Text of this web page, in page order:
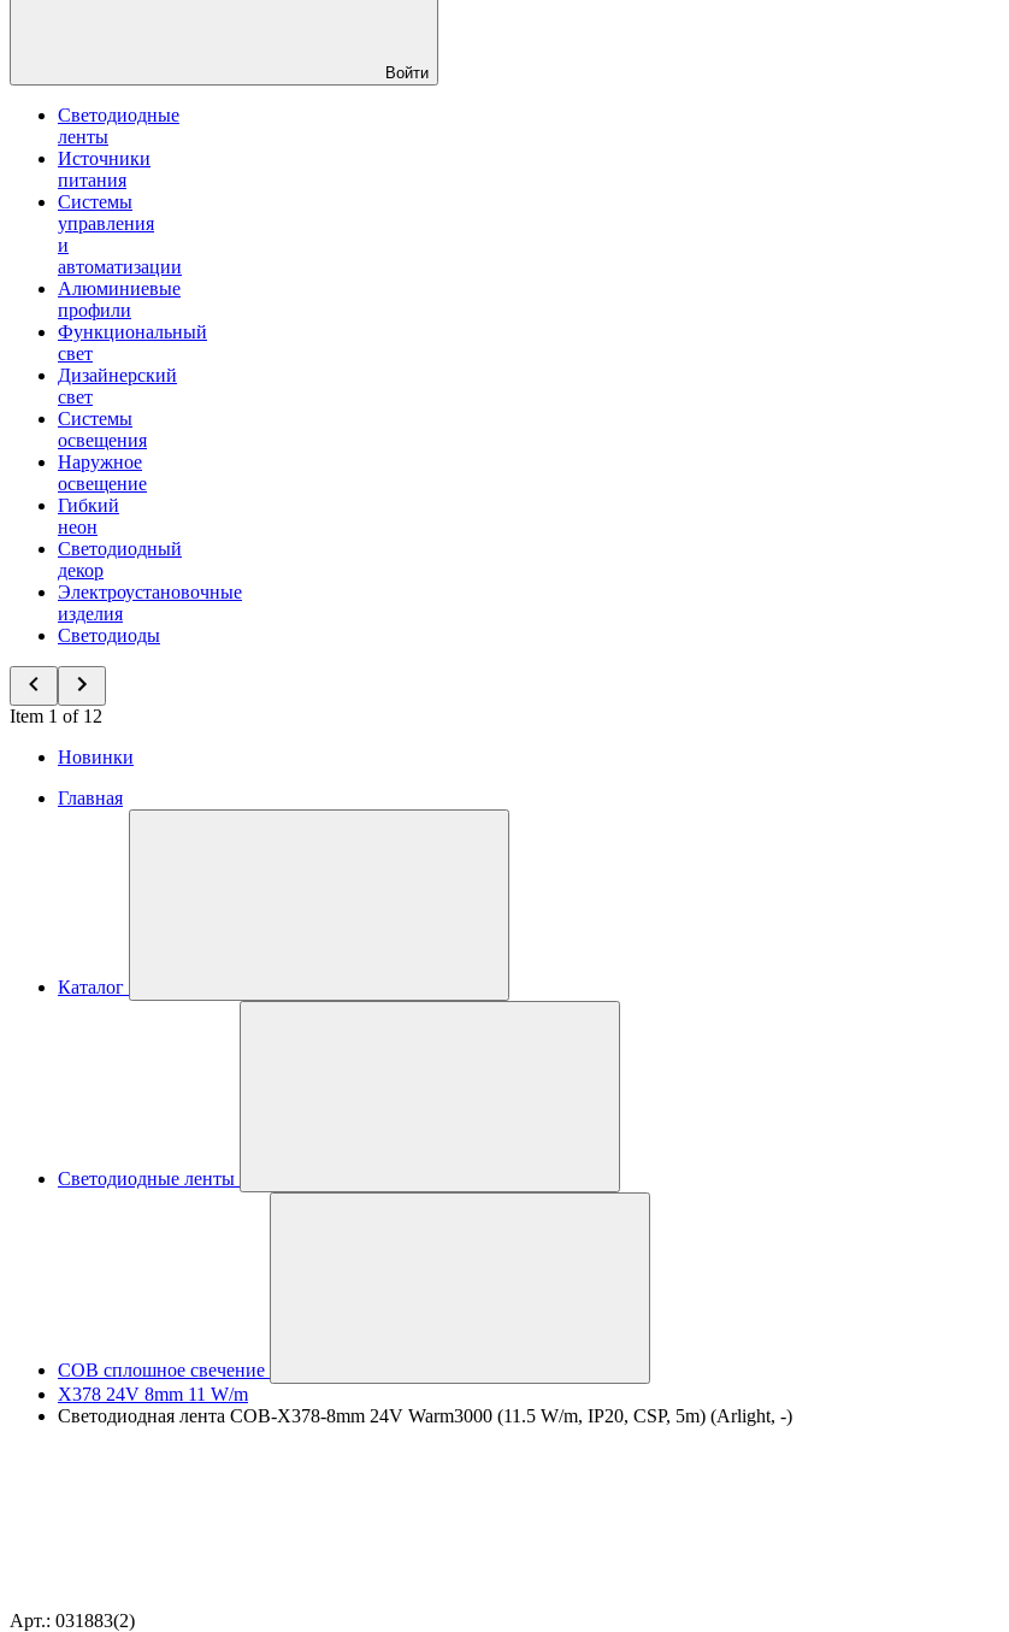
Войти
Светодиодные
ленты
Источники
питания
Системы
управления
и
автоматизации
Алюминиевые
профили
Функциональный
свет
Дизайнерский
свет
Системы
освещения
Наружное
освещение
Гибкий
неон
Светодиодный
декор
Электроустановочные
изделия
Светодиоды
Item 1 of 12
Новинки
Главная
Каталог
Светодиодные ленты
COB сплошное свечение
X378 24V 8mm 11 W/m
Светодиодная лента COB-X378-8mm 24V Warm3000 (11.5 W/m, IP20, CSP, 5m) (Arlight, -)
Арт.: 031883(2)